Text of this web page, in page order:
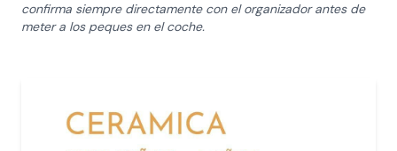
confirma siempre directamente con el organizador antes de
meter a los peques en el coche.